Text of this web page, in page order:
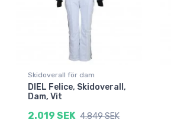
Skidoverall för dam
DIEL Felice, Skidoverall,
Dam, Vit
2.019 SEK 4.849 SEK